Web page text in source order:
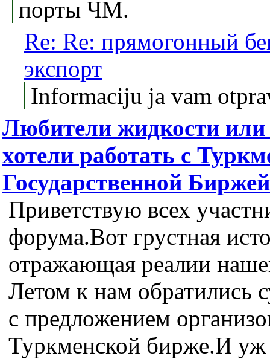
порты ЧМ.
Re: Re: прямогонный
экспорт
Informaciju ja vam
Любители жидкости
хотели работать с
Государственной Биржей
Приветствую всех
форума.Вот грустная
отражающая реалии
Летом к нам обратились
с предложением
Туркменской бирже.И уж